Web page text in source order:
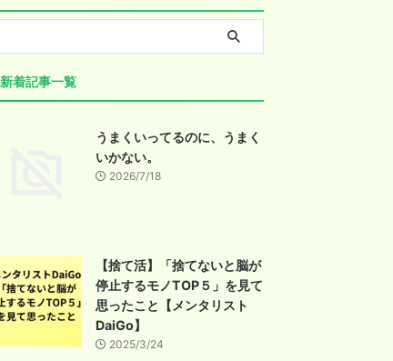
新着記事一覧
うまくいってるのに、うまく
いかない。
2026/7/18
【捨て活】「捨てないと脳が
停止するモノTOP５」を見て
思ったこと【メンタリスト
DaiGo】
2025/3/24